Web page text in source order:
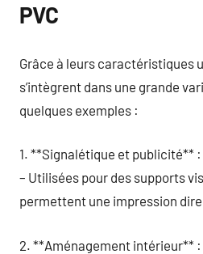
PVC
Grâce à leurs caractéristiques
s’intègrent dans une grande
quelques exemples :
1. **Signalétique et publicité** :
– Utilisées pour des supports
permettent une impression
2. **Aménagement intérieur** :